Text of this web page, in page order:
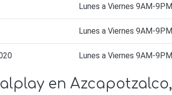
Lunes a Viernes 9AM-9PM
Lunes a Viernes 9AM-9PM
Lunes a Viernes 9AM-9PM
en Azcapotzalco,